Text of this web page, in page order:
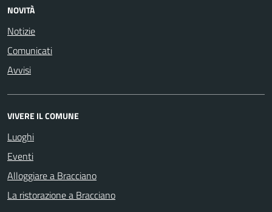
NOVITÀ
Notizie
Comunicati
Avvisi
VIVERE IL COMUNE
Luoghi
Eventi
Alloggiare a Bracciano
La ristorazione a Bracciano